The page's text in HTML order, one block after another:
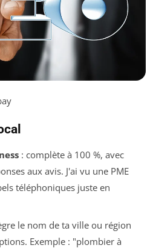
: complète à 100 %, avec
aux avis. J'ai vu une PME
téléphoniques juste en
le nom de ta ville ou région
Exemple : "plombier à